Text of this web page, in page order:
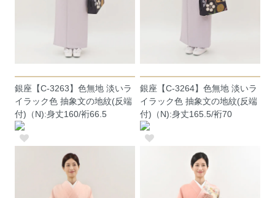
銀座【C-3263】色無地 淡いラ
イラック色 抽象文の地紋(反端
付)（N):身丈160/裄66.5
銀座【C-3264】色無地 淡いラ
イラック色 抽象文の地紋(反端
付)（N):身丈165.5/裄70